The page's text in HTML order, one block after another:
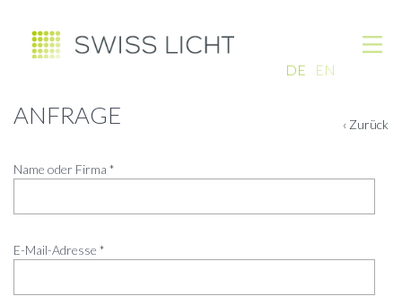
DE EN
‹ Zurück
ANFRAGE
Name oder Firma *
E-Mail-Adresse *